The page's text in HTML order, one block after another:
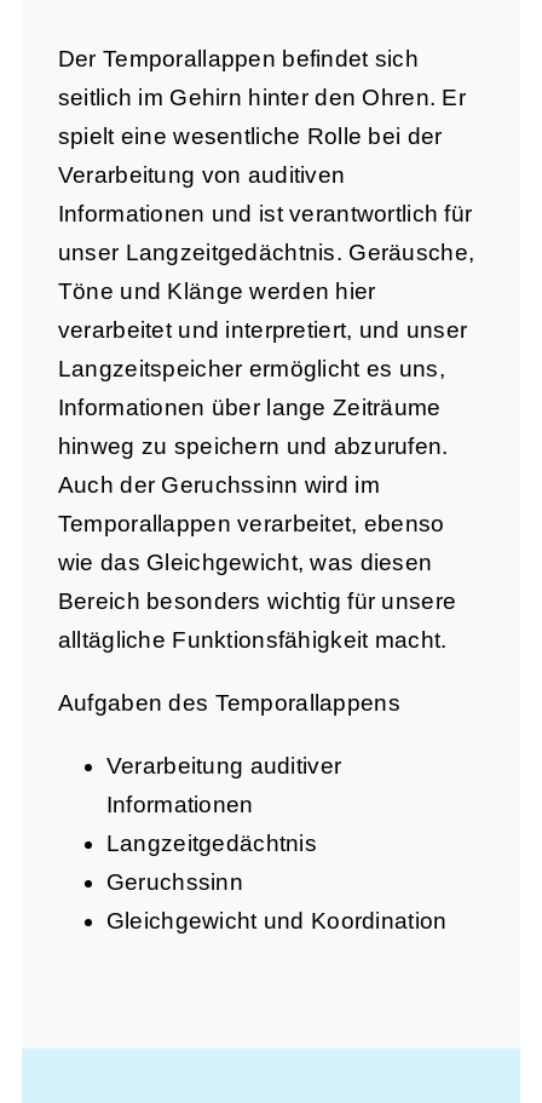
DerTemporallappen befindet sich
seitlich im Gehirn hinter den Ohren. Er
spielt eine wesentliche Rolle bei der
Verarbeitung von auditiven
Informationen und ist verantwortlich für
unser Langzeitgedächtnis. Geräusche,
Töne und Klänge werden hier
verarbeitet und interpretiert, und unser
Langzeitspeicher ermöglicht es uns,
Informationen über lange Zeiträume
hinweg zu speichern und abzurufen.
Auch der Geruchssinn wird im
Temporallappen verarbeitet, ebenso
wie das Gleichgewicht, was diesen
Bereich besonders wichtig für unsere
alltägliche Funktionsfähigkeit macht.
Aufgaben des Temporallappens
Verarbeitung auditiver
Informationen
Langzeitgedächtnis
Geruchssinn
Gleichgewicht und Koordination